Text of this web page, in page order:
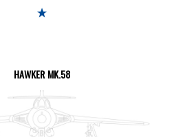
HAWKER MK.58